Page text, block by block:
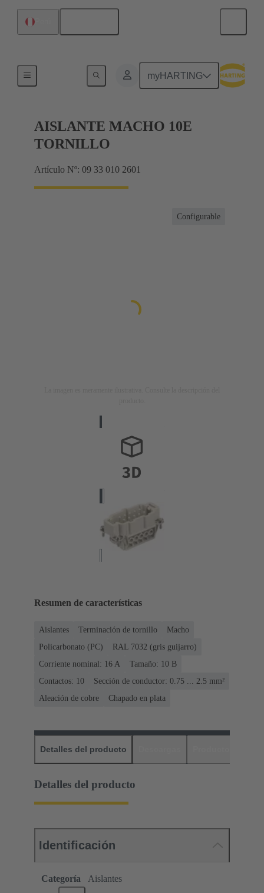
myHARTING
Corrientes hasta 16 A
AISLANTE MACHO 10E
TORNILLO
Artículo Nº: 09 33 010 2601
Configurable
Resumen de características
Aislantes Terminación de tornillo
Macho
Policarbonato (PC)
RAL 7032 (gris guijarro)
Corriente nominal: ‌16 A
Tamaño: 10 B
Contactos: 10
Sección de conductor: 0.75 ... 2.5 mm²
Aleación de cobre
Chapado en plata
Detalles del producto
Detalles del producto
Identificación
Categoría Aislantes